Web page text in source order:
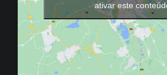
ativar este